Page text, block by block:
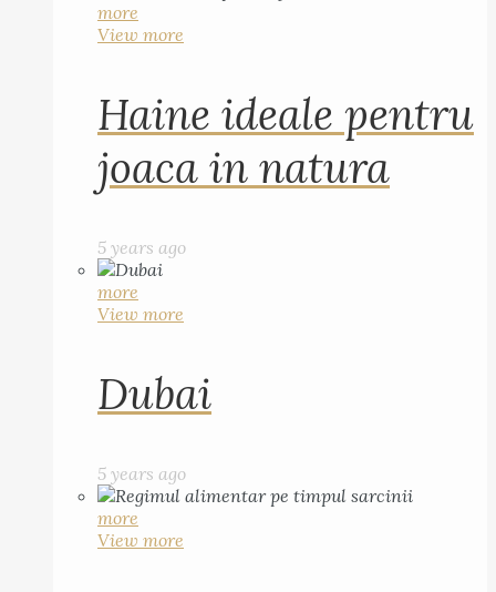
more
View more
Haine ideale pentru
joaca in natura
5 years ago
more
View more
Dubai
5 years ago
more
View more